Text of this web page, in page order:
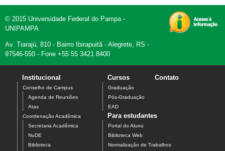
© 2015 Universidade Federal do Pampa -
UNIPAMPA
Av. Tiarajú, 810 - Bairro Ibirapuitã - Alegrete, RS -
97546-550 - Fone +55 55 3421 8400
Institucional
Conselho de Campus
Agenda de Reuniões
Atas
Coordenação Acadêmica
Secretaria Acadêmica
NuDE
Biblioteca
Cursos
Graduação
Pós-Graduação
EAD
Contato
Para estudantes
Portal do Aluno
Biblioteca Web
Normalização de Trabalhos